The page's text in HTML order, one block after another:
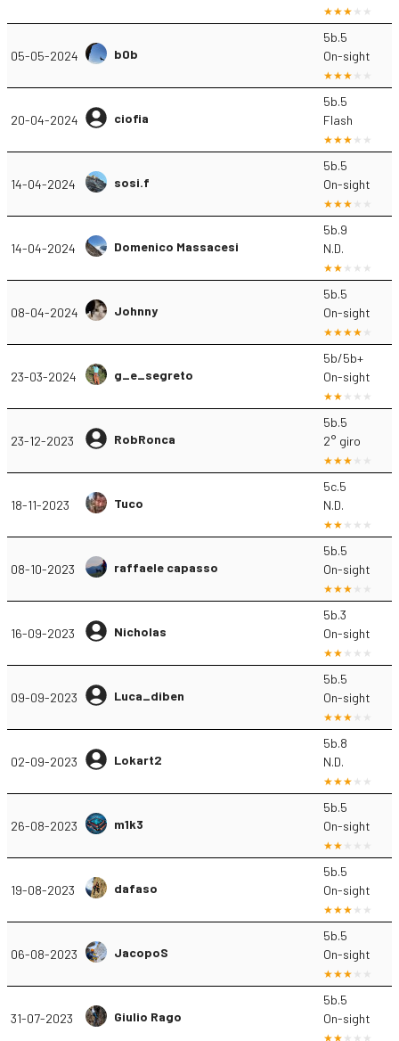
05-05-2024 b0b
5b.5
On-sight
20-04-2024 ciofia
5b.5
Flash
14-04-2024 sosi.f
5b.5
On-sight
14-04-2024 Domenico Massacesi
5b.9
N.D.
08-04-2024 Johnny
5b.5
On-sight
23-03-2024 g_e_segreto
5b/5b+
On-sight
23-12-2023 RobRonca
5b.5
2° giro
18-11-2023 Tuco
5c.5
N.D.
08-10-2023 raffaele capasso
5b.5
On-sight
16-09-2023 Nicholas
5b.3
On-sight
09-09-2023 Luca_diben
5b.5
On-sight
02-09-2023 Lokart2
5b.8
N.D.
26-08-2023 m1k3
5b.5
On-sight
19-08-2023 dafaso
5b.5
On-sight
06-08-2023 JacopoS
5b.5
On-sight
31-07-2023 Giulio Rago
5b.5
On-sight